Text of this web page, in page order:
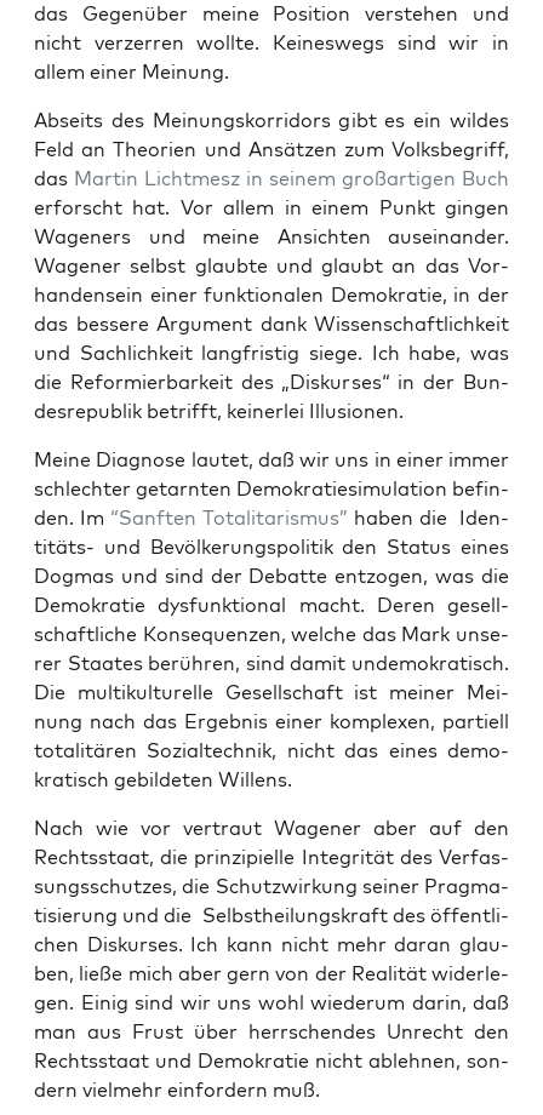
das Gegen­über mei­ne Posi­ti­on ver­ste­hen und
nicht ver­zer­ren woll­te. Kei­nes­wegs sind wir in
allem einer Meinung.
Abseits des Mei­nungs­kor­ri­dors gibt es ein wil­des
Feld an Theo­rien und Ansät­zen zum Volks­be­griff,
das Mar­tin Licht­mesz in sei­nem groß­ar­ti­gen Buch
erforscht hat. Vor allem in einem Punkt gin­gen
Wagen­ers und mei­ne Ansich­ten aus­ein­an­der.
Wage­ner selbst glaub­te und glaubt an das Vor­
han­den­sein einer funk­tio­na­len Demo­kra­tie, in der
das bes­se­re Argu­ment dank Wis­sen­schaft­lich­keit
und Sach­lich­keit lang­fris­tig sie­ge. Ich habe, was
die Refor­mier­bar­keit des „Dis­kur­ses“ in der Bun­
des­re­pu­blik betrifft, kei­ner­lei Illusionen.
Mei­ne Dia­gno­se lau­tet, daß wir uns in einer immer
schlech­ter getarn­ten Demo­kra­tie­si­mu­la­ti­on befin­
den. Im “Sanf­ten Tota­li­ta­ris­mus” haben die Iden­
ti­täts- und Bevöl­ke­rungs­po­li­tik den Sta­tus eines
Dog­mas und sind der Debat­te ent­zo­gen, was die
Demo­kra­tie dys­funk­tio­nal macht. Deren gesell­
schaft­li­che Kon­se­quen­zen, wel­che das Mark unse­
rer Staa­tes berüh­ren, sind damit unde­mo­kra­tisch.
Die mul­ti­kul­tu­rel­le Gesell­schaft ist mei­ner Mei­
nung nach das Ergeb­nis einer kom­ple­xen, par­ti­ell
tota­li­tä­ren Sozi­al­tech­nik, nicht das eines demo­
kra­tisch gebil­de­ten Willens.
Nach wie vor ver­traut Wage­ner aber auf den
Rechts­staat, die prin­zi­pi­el­le Inte­gri­tät des Ver­fas­
sungs­schut­zes, die Schutz­wir­kung sei­ner Prag­ma­
ti­sie­rung und die Selbst­hei­lungs­kraft des öffent­li­
chen Dis­kur­ses. Ich kann nicht mehr dar­an glau­
ben, lie­ße mich aber gern von der Rea­li­tät wider­le­
gen. Einig sind wir uns wohl wie­der­um dar­in, daß
man aus Frust über herr­schen­des Unrecht den
Rechts­staat und Demo­kra­tie nicht ableh­nen, son­
dern viel­mehr ein­for­dern muß.